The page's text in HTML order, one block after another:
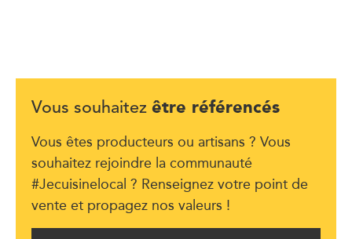
Vous souhaitez être référencés
Vous êtes producteurs ou artisans ? Vous
souhaitez rejoindre la communauté
#Jecuisinelocal ? Renseignez votre point de
vente et propagez nos valeurs !